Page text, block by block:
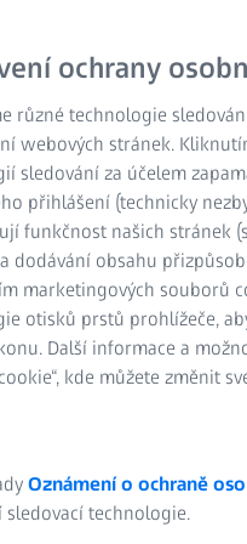
vozidel
vozidla má bateriový
ochrany
různé technologie
webových stránek.
sledování za účelem
přihlášení (technicky
funkčnost našich stránek
dodávání obsahu
marketingových souborů
otisků prstů prohlížeče,
Další informace a
kde můžete změnit
Oznámení o ochraně
sledovací technologie.